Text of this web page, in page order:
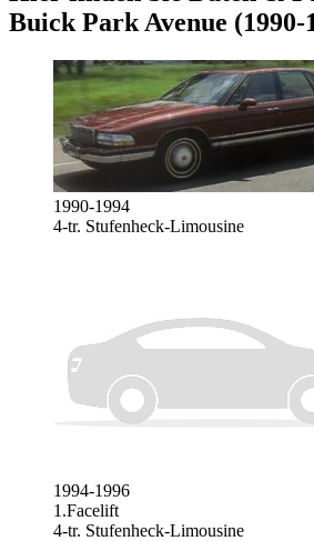
Buick Park Avenue (1990-
1990-1994
4-tr. Stufenheck-Limousine
1994-1996
1.Facelift
4-tr. Stufenheck-Limousine